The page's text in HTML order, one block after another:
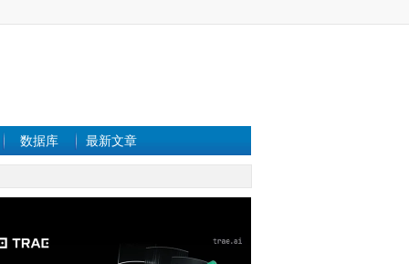
数据库 最新文章